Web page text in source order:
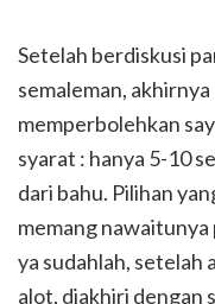
Setelah berdiskusi
semaleman,
memperbolehkan
syarat : hanya 5-10
dari bahu. Pilihan
memang
ya sudahlah, setelah
alot, diakhiri dengan